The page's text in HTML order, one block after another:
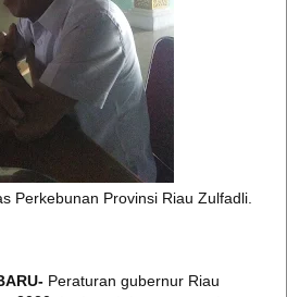
Perkebunan Provinsi Riau Zulfadli.
Peraturan gubernur Riau